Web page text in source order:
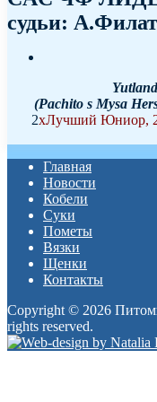
судьи:
(Pachito s Mysa
2хЛучший Юниор,
Главная
Новости
Кобели
Суки
Пометы
Вязки
Щенки
Контакты
Copyright © 2026
rights reserved.